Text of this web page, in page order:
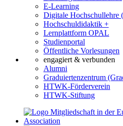
E-Learning
Digitale
Hochschuldidaktik +
Lernplattform OPAL
Studienportal
Öffentliche Vorlesungen
engagiert & verbunden
Alumni
Graduiertenzentrum
HTWK-Förderverein
HTWK-Stiftung